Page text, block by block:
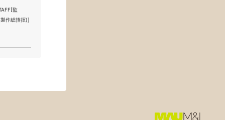
監
作総指揮)]